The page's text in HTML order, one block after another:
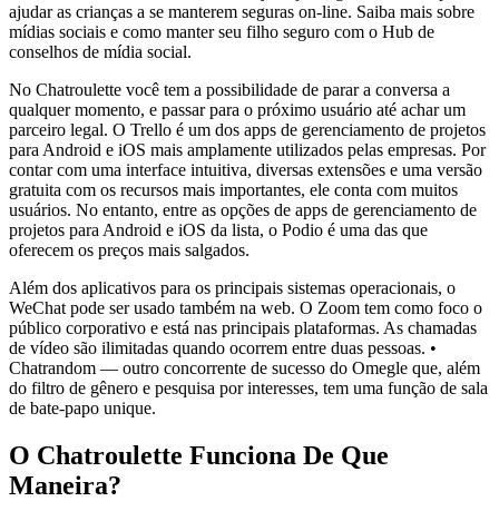
ajudar as crianças a se manterem seguras on-line. Saiba mais sobre
mídias sociais e como manter seu filho seguro com o Hub de
conselhos de mídia social.
No Chatroulette você tem a possibilidade de parar a conversa a
qualquer momento, e passar para o próximo usuário até achar um
parceiro legal. O Trello é um dos apps de gerenciamento de projetos
para Android e iOS mais amplamente utilizados pelas empresas. Por
contar com uma interface intuitiva, diversas extensões e uma versão
gratuita com os recursos mais importantes, ele conta com muitos
usuários. No entanto, entre as opções de apps de gerenciamento de
projetos para Android e iOS da lista, o Podio é uma das que
oferecem os preços mais salgados.
Além dos aplicativos para os principais sistemas operacionais, o
WeChat pode ser usado também na web. O Zoom tem como foco o
público corporativo e está nas principais plataformas. As chamadas
de vídeo são ilimitadas quando ocorrem entre duas pessoas. •
Chatrandom — outro concorrente de sucesso do Omegle que, além
do filtro de gênero e pesquisa por interesses, tem uma função de sala
de bate-papo unique.
O Chatroulette Funciona De Que
Maneira?